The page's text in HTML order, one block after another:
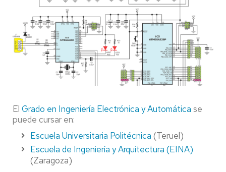
El Grado en Ingeniería Electrónica y Automática se
puede cursar en:
Escuela Universitaria Politécnica (Teruel)
Escuela de Ingeniería y Arquitectura (EINA)
(Zaragoza)